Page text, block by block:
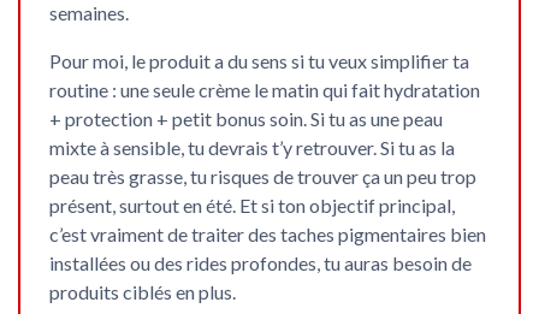
semaines.
Pour moi, le produit a du sens si tu veux simplifier ta
routine : une seule crème le matin qui fait hydratation
+ protection + petit bonus soin. Si tu as une peau
mixte à sensible, tu devrais t’y retrouver. Si tu as la
peau très grasse, tu risques de trouver ça un peu trop
présent, surtout en été. Et si ton objectif principal,
c’est vraiment de traiter des taches pigmentaires bien
installées ou des rides profondes, tu auras besoin de
produits ciblés en plus.